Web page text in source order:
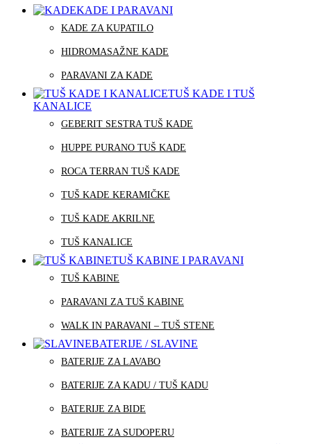
KADE I PARAVANI
KADE ZA KUPATILO
HIDROMASAŽNE KADE
PARAVANI ZA KADE
TUŠ KADE I TUŠ
KANALICE
GEBERIT SESTRA TUŠ KADE
HUPPE PURANO TUŠ KADE
ROCA TERRAN TUŠ KADE
TUŠ KADE KERAMIČKE
TUŠ KADE AKRILNE
TUŠ KANALICE
TUŠ KABINE I PARAVANI
TUŠ KABINE
PARAVANI ZA TUŠ KABINE
WALK IN PARAVANI – TUŠ STENE
BATERIJE / SLAVINE
BATERIJE ZA LAVABO
BATERIJE ZA KADU / TUŠ KADU
BATERIJE ZA BIDE
BATERIJE ZA SUDOPERU